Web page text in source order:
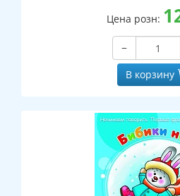
Цена розн:
−
В корзину